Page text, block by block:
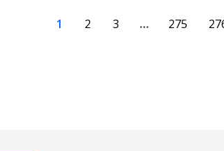
1 2 3 … 275